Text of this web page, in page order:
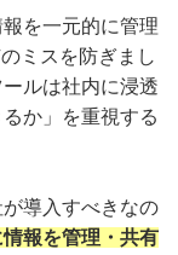
を一元的に管理
ミスを防ぎまし
ルは社内に浸透
か」を重視する
導入すべきなの
報を管理・共有